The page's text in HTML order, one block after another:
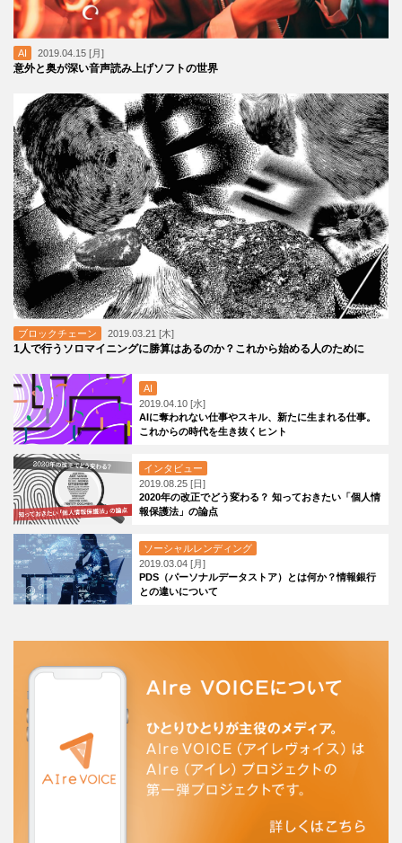
AI 2019.04.15 [月]
意外と奥が深い音声読み上げソフトの世界
ブロックチェーン 2019.03.21 [木]
1人で行うソロマイニングに勝算はあるのか？これから始める人のために
AI
2019.04.10 [水]
AIに奪われない仕事やスキル、新たに生まれる仕事。
これからの時代を生き抜くヒント
インタビュー
2019.08.25 [日]
2020年の改正でどう変わる？ 知っておきたい「個人情
報保護法」の論点
ソーシャルレンディング
2019.03.04 [月]
PDS（パーソナルデータストア）とは何か？情報銀行
との違いについて